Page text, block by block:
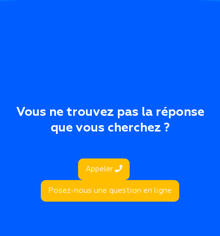
Vous ne trouvez pas la réponse
que vous cherchez ?
Appeler
Posez-nous une question en ligne